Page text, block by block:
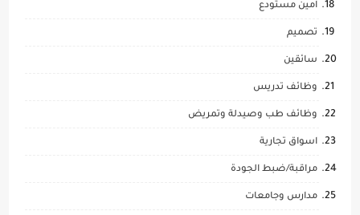
امين مستودع
تصميم
سائقين
وظائف تدريس
وظائف طب وصيدلة وتمريض
اسواق تجارية
مراقبة/ضبط الجودة
مدارس وجامعات